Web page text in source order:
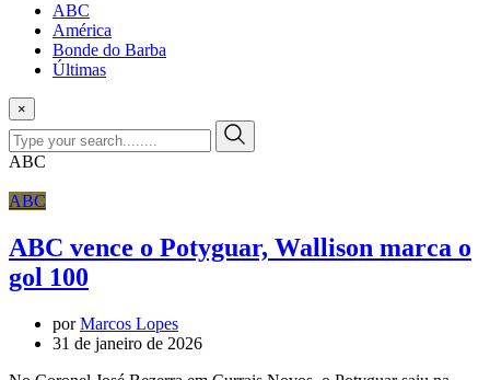
ABC
América
Bonde do Barba
Últimas
×
ABC
ABC
ABC vence o Potyguar, Wallison marca o
gol 100
porMarcos Lopes
31 de janeiro de 2026